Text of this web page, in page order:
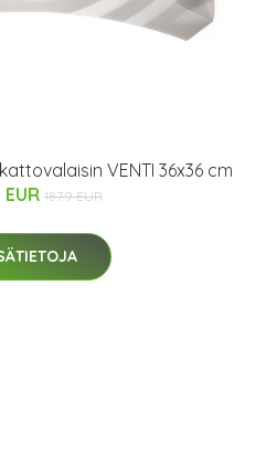
VENTI 36x36 cm
EUR 187.9 EUR